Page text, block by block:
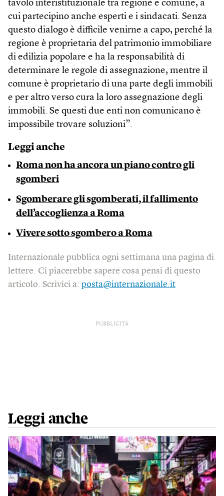
tavolo interistituzionale tra regione e comune, a
cui partecipino anche esperti e i sindacati. Senza
questo dialogo è difficile venirne a capo, perché la
regione è proprietaria del patrimonio immobiliare
di edilizia popolare e ha la responsabilità di
determinare le regole di assegnazione, mentre il
comune è proprietario di una parte degli immobili
e per altro verso cura la loro assegnazione degli
immobili. Se questi due enti non comunicano è
impossibile trovare soluzioni”.
Leggi anche
Roma non ha ancora un piano contro gli
sgomberi
Sgomberare gli sgomberati, il fallimento
dell’accoglienza a Roma
Vivere sotto sgombero a Roma
Internazionale pubblica ogni settimana una pagina di
lettere. Ci piacerebbe sapere cosa pensi di questo
articolo. Scrivici a: posta@internazionale.it
PUBBLICITÀ
Leggi anche